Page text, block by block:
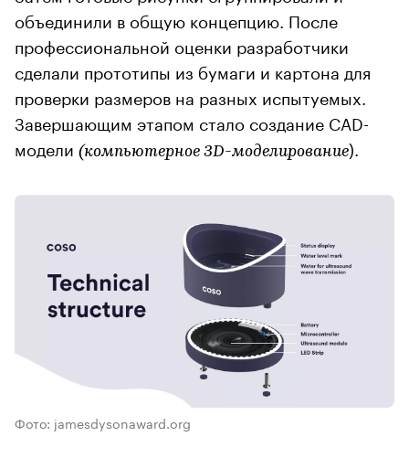
объединили в общую концепцию. После
профессиональной оценки разработчики
сделали прототипы из бумаги и картона для
проверки размеров на разных испытуемых.
Завершающим этапом стало создание CAD-
модели (компьютерное 3D-моделирование).
Фото: jamesdysonaward.org